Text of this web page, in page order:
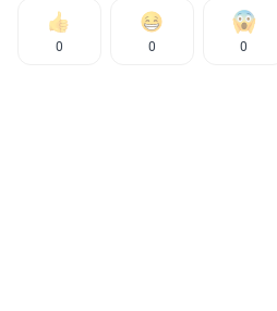
0 0 0